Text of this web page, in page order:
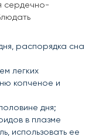
сердечно-
распорядка сна
легких
копченое и
дня;
в плазме
использовать ее